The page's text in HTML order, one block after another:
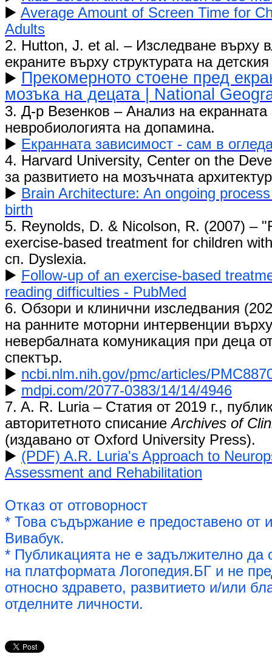
▶️ Average Amount of Screen Time for
Adults
2. ​Hutton, J. et al. – Изследване върху
екраните върху структурата на
▶️ Прекомерното стоене пред
мозъка на децата | National
3. Д-р Везенков – Анализ на екранната
невробиологията на допамина.
▶️ Екранната зависимост - сам в
​​4. Harvard University, Center on the
за развитието на мозъчната
▶️ Brain Architecture: An ongoing
birth
5. Reynolds, D. & Nicolson, R. (2007) –
exercise-based treatment for children
сп. Dyslexia.
​▶️ Follow-up of an exercise-based
reading difficulties - PubMed
6. Обзори и клинични изследвания
на ранните моторни интервенции
невербалната комуникация при деца
спектър.
▶️ ncbi.nlm.nih.gov/pmc/articles/
▶️ mdpi.com/2077-0383/14/14/4946
​7. A. R. Luria – Статия от 2019 г.,
авторитетното списаниеArchives of
(издавано от Oxford University Press).
▶️ ​ (PDF) A.R. Luria's Approach to
Assessment and Rehabilitation
Отказ от отговорност
* Това съдържание е предоставено от
Вивабук.
* Публикацията не е задължително да
на платформата Логопедия.БГ и не
относно здравето, развитието и/или
отделните личности.